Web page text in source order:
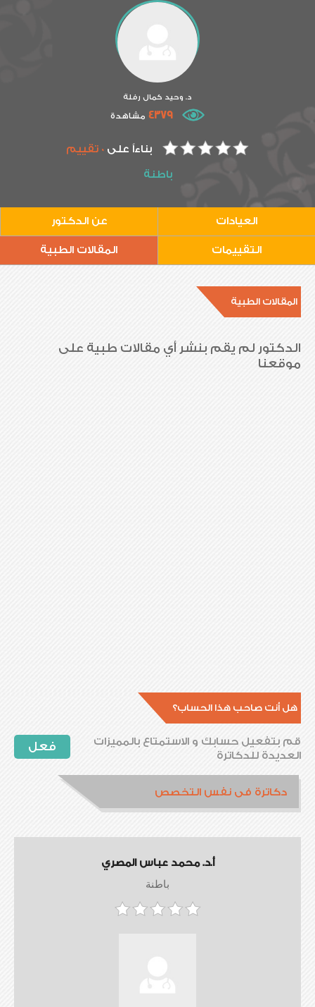
د. وحيد كمال رفلة
4379 مشاهدة
بناءاً على0 تقييم
باطنة
العيادات عن الدكتور
التقييمات المقالات الطبية
المقالات الطبية
الدكتور لم يقم بنشر أي مقالات طبية على
موقعنا
هل أنت صاحب هذا الحساب؟
فعل
قم بتفعيل حسابك و الاستمتاع بالمميزات
العديدة للدكاترة
دكاترة فى نفس التخصص
أ.د. محمد عباس المصري
باطنة